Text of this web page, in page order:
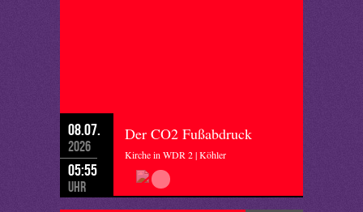
08.07.
2026
05:55
Uhr
Der CO2 Fußabdruck
Kirche in WDR 2 | Köhler